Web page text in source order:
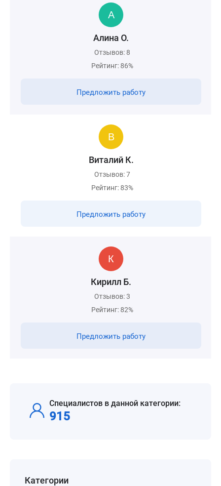
Алина О.
Отзывов: 8
Рейтинг: 86%
Предложить работу
Виталий К.
Отзывов: 7
Рейтинг: 83%
Предложить работу
Кирилл Б.
Отзывов: 3
Рейтинг: 82%
Предложить работу
Специалистов в данной категории:
915
Категории